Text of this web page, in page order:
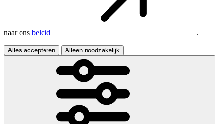
naar ons beleid .
Alles accepteren Alleen noodzakelijk